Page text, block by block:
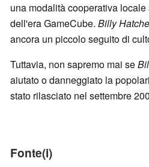
una modalità cooperativa
dell'era GameCube. Billy
ancora un piccolo seguito di
Tuttavia, non sapremo mai se
aiutato o danneggiato la
stato rilasciato nel settembre
Fonte(i)